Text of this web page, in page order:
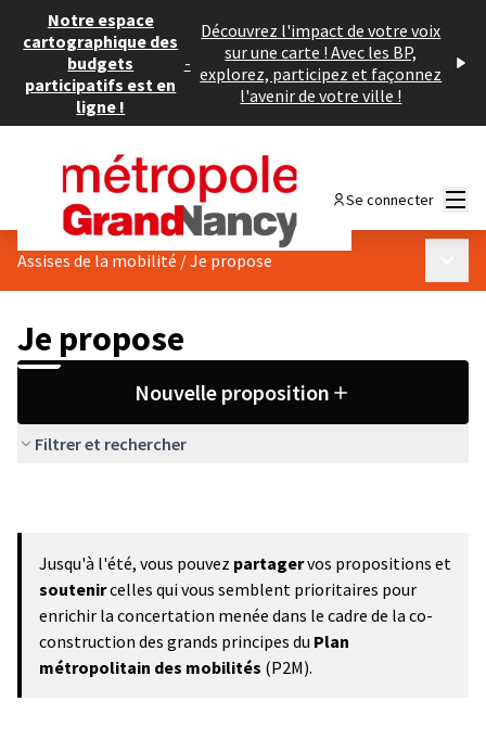
Notre espace
cartographique des
budgets
participatifs est en
ligne !
-
Découvrez l'impact de votre voix
sur une carte ! Avec les BP,
explorez, participez et façonnez
l'avenir de votre ville !
Se connecter
Assises de la mobilité /Je propose
Je propose
Nouvelle proposition
Filtrer et rechercher
Jusqu'à l'été, vous pouvez partagervos propositions et
soutenircelles qui vous semblent prioritaires pour
enrichir la concertation menée dans le cadre de la co-
construction des grands principes du Plan
métropolitain des mobilités (P2M).